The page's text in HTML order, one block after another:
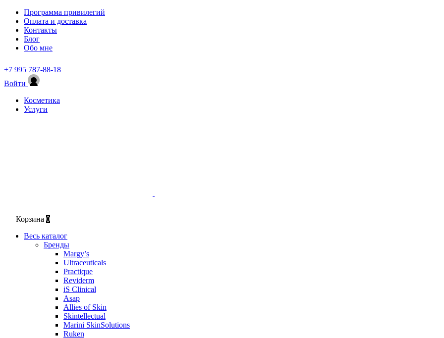
Программа привилегий
Оплата и доставка
Контакты
Блог
Обо мне
+7 995 787-88-18
Войти
Косметика
Услуги
Корзина 0
Весь каталог
Бренды
Margy’s
Ultraceuticals
Practique
Reviderm
iS Clinical
Asap
Allies of Skin
Skintellectual
Marini SkinSolutions
Ruken